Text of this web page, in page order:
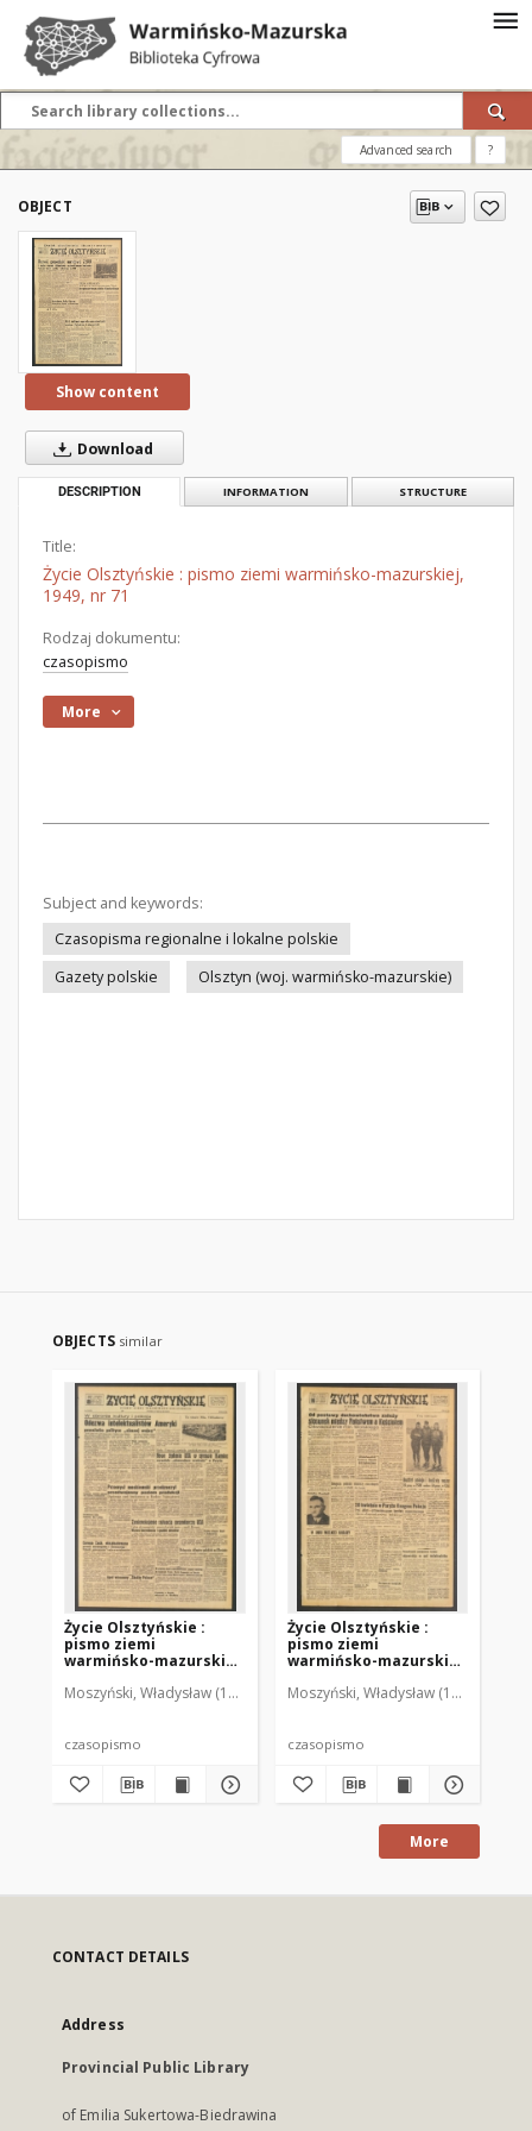
Advanced search ?
OBJECT
Show content
Download
DESCRIPTION INFORMATION STRUCTURE
Title:
Życie Olsztyńskie : pismo ziemi warmińsko-mazurskiej,
1949, nr 71
Rodzaj dokumentu:
czasopismo
More
Subject and keywords:
Czasopisma regionalne i lokalne polskie
Gazety polskie
Olsztyn (woj. warmińsko-mazurskie)
OBJECTS similar
Życie Olsztyńskie :
pismo ziemi
warmińsko-mazurskiej,
Moszyński, Władysław (1922-2001). Red. Mroczkowski, Włodzimierz
czasopismo
Życie Olsztyńskie :
pismo ziemi
warmińsko-mazurskiej,
Moszyński, Władysław (1922-2001).
czasopismo
More
CONTACT DETAILS
Address
Provincial Public Library
of Emilia Sukertowa-Biedrawina